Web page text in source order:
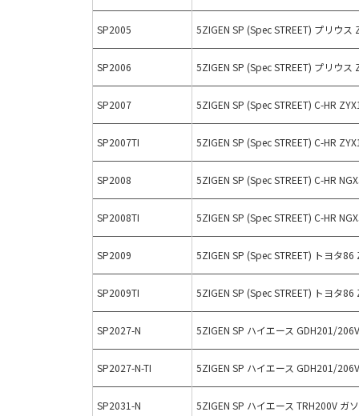
SP2005 5ZIGEN SP (Spec STREET) プリウ
SP2006 5ZIGEN SP (Spec STREET) プリウ
SP2007 5ZIGEN SP (Spec STREET) C-HR
SP2007TI 5ZIGEN SP (Spec STREET) C-HR
SP2008 5ZIGEN SP (Spec STREET) C-HR
SP2008TI 5ZIGEN SP (Spec STREET) C-HR
SP2009 5ZIGEN SP (Spec STREET) トヨタ86
SP2009TI 5ZIGEN SP (Spec STREET) トヨタ
SP2027-N 5ZIGEN SP ハイエース GDH201/
SP2027-N-TI 5ZIGEN SP ハイエース GDH201/
SP2031-N 5ZIGEN SP ハイエース TRH200V ガ